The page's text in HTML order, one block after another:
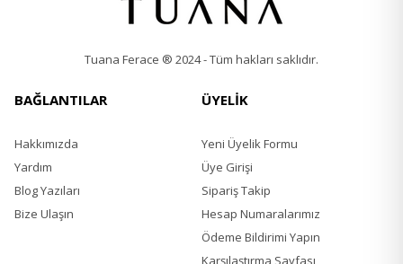
Tuana Ferace ® 2024 - Tüm hakları saklıdır.
BAĞLANTILAR
Hakkımızda
Yardım
Blog Yazıları
Bize Ulaşın
ÜYELİK
Yeni Üyelik Formu
Üye Girişi
Sipariş Takip
Hesap Numaralarımız
Ödeme Bildirimi Yapın
Karşılaştırma Sayfası